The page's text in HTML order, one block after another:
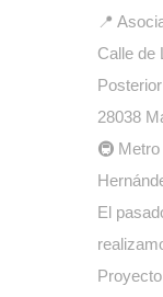
📍
Calle de
Posterior
28038
🚇
El